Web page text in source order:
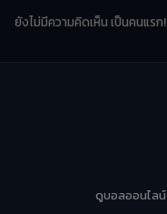
ยังไม่มีความคิดเห็น เป็นคนแรก!
ดูบอลออนไลน์